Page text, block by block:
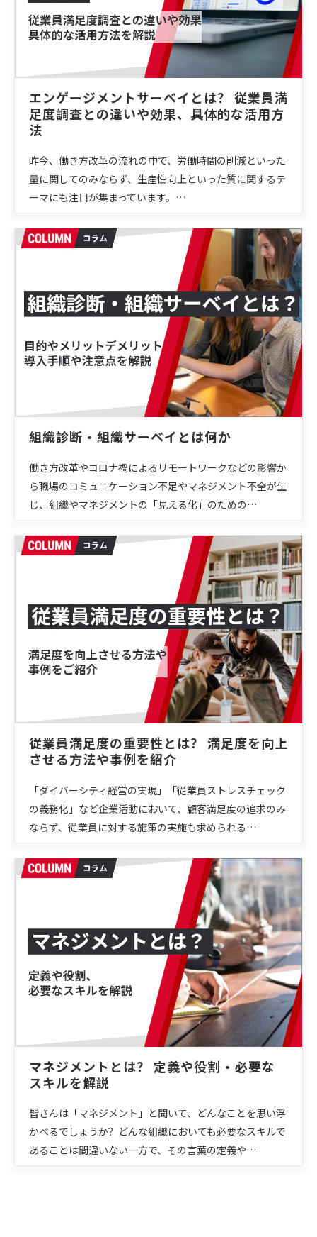
エンゲージメントサーベイとは？ 従業員満
足度調査との違いや効果、具体的な活用方
法
昨今、働き方改革の流れの中で、労働時間の削減といった
量に関してのみならず、生産性向上といった質に関するテ
ーマにも注目が集まっています。…
組織診断・組織サーベイとは何か
働き方改革やコロナ禍によるリモートワークなどの影響か
ら職場のコミュニケーション不足やマネジメント不全が生
じ、組織やマネジメントの「見える化」のための…
従業員満足度の重要性とは？ 満足度を向上
させる方法や事例を紹介
「ダイバーシティ経営の実現」「従業員ストレスチェック
の義務化」など企業活動において、顧客満足度の追求のみ
ならず、従業員に対する施策の実施も求められる…
マネジメントとは？ 定義や役割・必要な
スキルを解説
皆さんは「マネジメント」と聞いて、どんなことを思い浮
かべるでしょうか？どんな組織においても必要なスキルで
あることは間違いない一方で、その言葉の定義や…